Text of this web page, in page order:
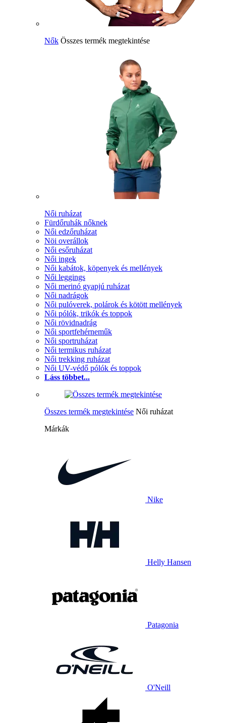
Nők Összes termék megtekintése
Női ruházat
Fürdőruhák nőknek
Női edzőruházat
Nöi overállok
Női esőruházat
Női ingek
Női kabátok, köpenyek és mellények
Női leggings
Női merinó gyapjú ruházat
Női nadrágok
Női pulóverek, polárok és kötött mellények
Női pólók, trikók és toppok
Női rövidnadrág
Női sportfehérneműk
Női sportruházat
Női termikus ruházat
Női trekking ruházat
Női UV-védő pólók és toppok
Láss többet...
Összes termék megtekintése Női ruházat
Márkák
Nike
Helly Hansen
Patagonia
O'Neill